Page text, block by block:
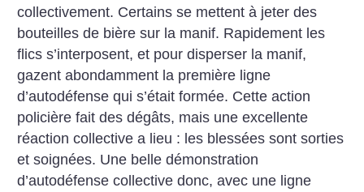
collectivement. Certains se mettent à jeter des
bouteilles de bière sur la manif. Rapidement les
flics s’interposent, et pour disperser la manif,
gazent abondamment la première ligne
d’autodéfense qui s’était formée. Cette action
policière fait des dégâts, mais une excellente
réaction collective a lieu : les blessées sont sorties
et soignées. Une belle démonstration
d’autodéfense collective donc, avec une ligne